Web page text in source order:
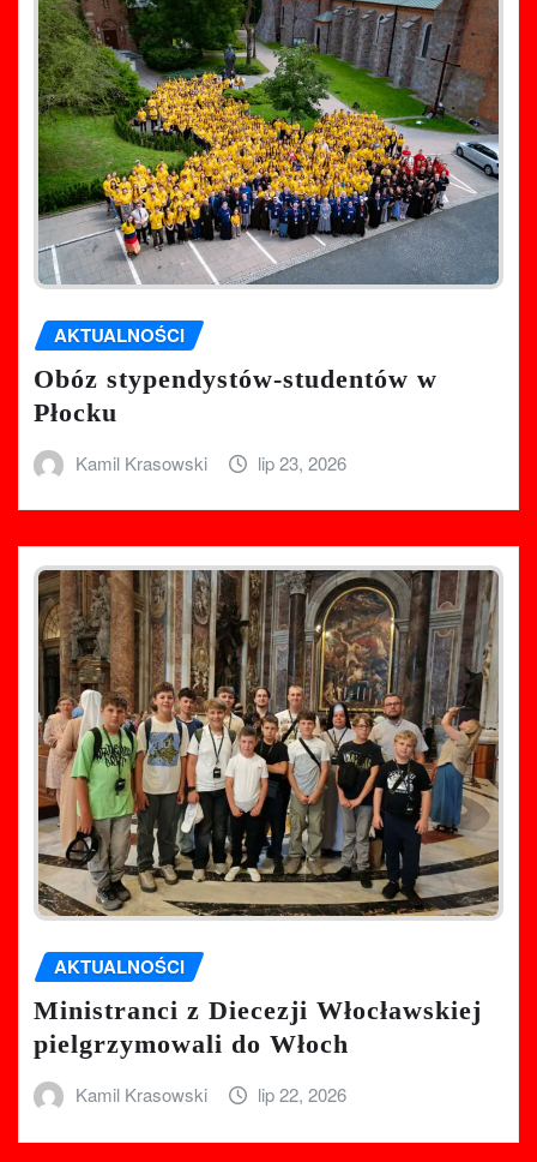
AKTUALNOŚCI
Obóz stypendystów-studentów w
Płocku
Kamil Krasowski lip 23, 2026
AKTUALNOŚCI
Ministranci z Diecezji Włocławskiej
pielgrzymowali do Włoch
Kamil Krasowski lip 22, 2026